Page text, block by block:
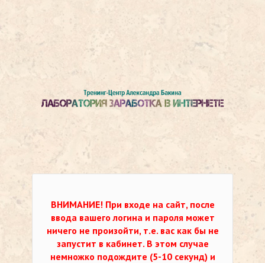
ВНИМАНИЕ! При входе на сайт, после
ввода вашего логина и пароля может
ничего не произойти, т.е. вас как бы не
запустит в кабинет. В этом случае
немножко подождите (5-10 секунд) и